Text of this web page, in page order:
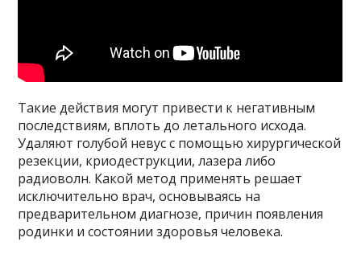
Такие действия могут привести к негативным
последствиям, вплоть до летального исхода.
Удаляют голубой невус с помощью хирургической
резекции, криодеструкции, лазера либо
радиоволн. Какой метод применять решает
исключительно врач, основываясь на
предварительном диагнозе, причин появления
родинки и состоянии здоровья человека.